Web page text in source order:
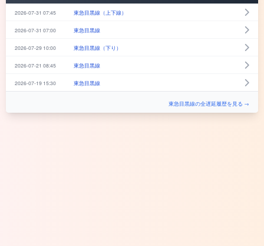
2026-07-31 07:45 東急目黒線（上下線）
2026-07-31 07:00 東急目黒線
2026-07-29 10:00 東急目黒線（下り）
2026-07-21 08:45 東急目黒線
2026-07-19 15:30 東急目黒線
東急目黒線の全遅延履歴を見る →